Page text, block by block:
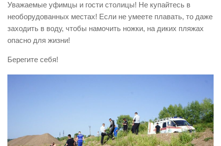
Контакты
Вакансии
Уважаемые уфимцы и гости столицы! Не купайтесь в
необорудованных местах! Если не умеете плавать, то даже
заходить в воду, чтобы намочить ножки, на диких пляжах
опасно для жизни!
Берегите себя!